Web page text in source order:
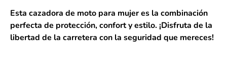
Esta cazadora de moto para mujer es la combinación
perfecta de protección, confort y estilo. ¡Disfruta de la
libertad de la carretera con la seguridad que mereces!